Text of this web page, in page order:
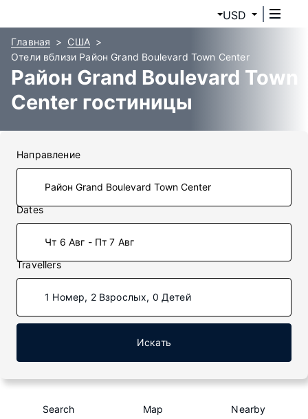
USD
Главная
США
Отели вблизи Район Grand Boulevard Town Center
Район Grand Boulevard Town
Center гостиницы
Направление
Dates
Чт 6 Авг - Пт 7 Авг
Travellers
1 Номер, 2 Взрослых, 0 Детей
Искать
Search Map Nearby